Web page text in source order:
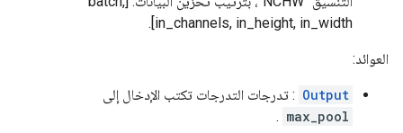
in_channels, in_height, in_width].
العوائد:
Output : تدرجات التدرجات تكتب الإدخال إلى
max_pool
.